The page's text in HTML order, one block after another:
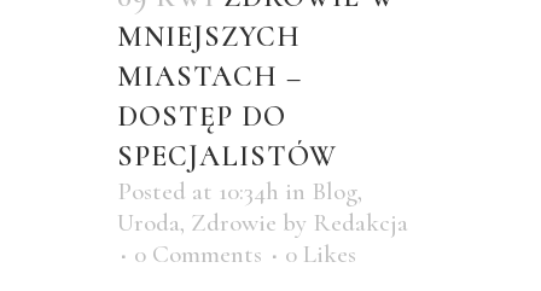
MNIEJSZYCH
MIASTACH –
DOSTĘP DO
SPECJALISTÓW
Posted at 10:34h in Blog,
Uroda, Zdrowie by Redakcja
0 Comments
0 Likes